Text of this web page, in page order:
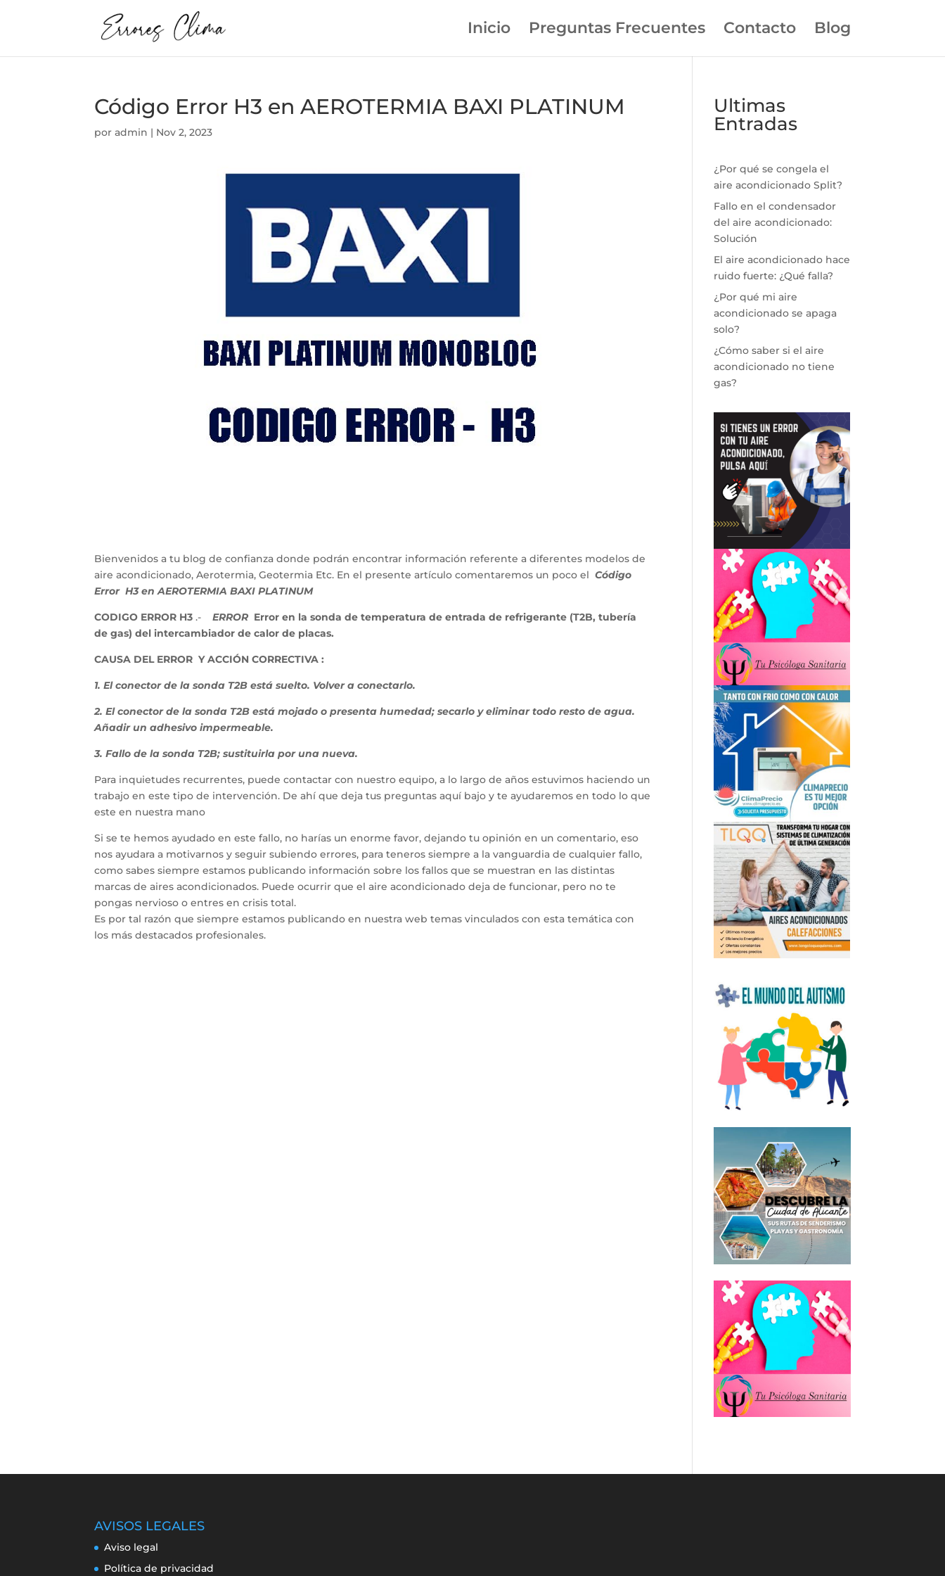
Inicio Preguntas Frecuentes Contacto Blog
Código Error H3 en AEROTERMIA BAXI PLATINUM
poradmin | Nov 2, 2023
Bienvenidos a tu blog de confianza donde podrán encontrar información referente a diferentes modelos de
aire acondicionado, Aerotermia, Geotermia Etc. En el presente artículo comentaremos un poco el Código
Error H3 en AEROTERMIA BAXI PLATINUM
CODIGO ERROR H3 .-ERROR Error en la sonda de temperatura de entrada de refrigerante (T2B, tubería
de gas) del intercambiador de calor de placas.
CAUSA DEL ERROR Y ACCIÓN CORRECTIVA :
1. El conector de la sonda T2B está suelto. Volver a conectarlo.
2. El conector de la sonda T2B está mojado o presenta humedad; secarlo y eliminar todo resto de agua.
Añadir un adhesivo impermeable.
3. Fallo de la sonda T2B; sustituirla por una nueva.
Para inquietudes recurrentes, puede contactar con nuestro equipo, a lo largo de años estuvimos haciendo un
trabajo en este tipo de intervención. De ahí que deja tus preguntas aquí bajo y te ayudaremos en todo lo que
este en nuestra mano
Si se te hemos ayudado en este fallo, no harías un enorme favor, dejando tu opinión en un comentario, eso
nos ayudara a motivarnos y seguir subiendo errores, para teneros siempre a la vanguardia de cualquier fallo,
como sabes siempre estamos publicando información sobre los fallos que se muestran en las distintas
marcas de aires acondicionados. Puede ocurrir que el aire acondicionado deja de funcionar, pero no te
pongas nervioso o entres en crisis total.
Es por tal razón que siempre estamos publicando en nuestra web temas vinculados con esta temática con
los más destacados profesionales.
Ultimas
Entradas
¿Por qué se congela el
aire acondicionado Split?
Fallo en el condensador
del aire acondicionado:
Solución
El aire acondicionado hace
ruido fuerte: ¿Qué falla?
¿Por qué mi aire
acondicionado se apaga
solo?
¿Cómo saber si el aire
acondicionado no tiene
gas?
AVISOS LEGALES
Aviso legal
Política de privacidad